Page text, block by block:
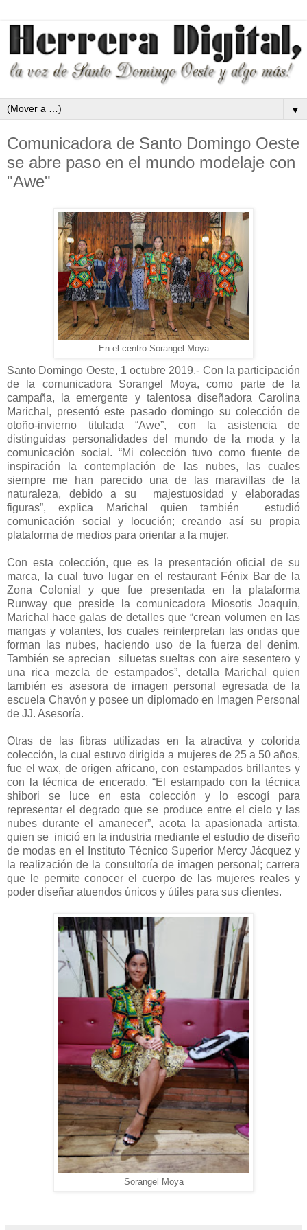
▼
Comunicadora de Santo Domingo Oeste
se abre paso en el mundo modelaje con
"Awe"
En el centro Sorangel Moya
Santo Domingo Oeste, 1 octubre 2019.- Con la participación
de la comunicadora Sorangel Moya, como parte de la
campaña, la emergente y talentosa diseñadora Carolina
Marichal, presentó este pasado domingo su colección de
otoño-invierno titulada “Awe”, con la asistencia de
distinguidas personalidades del mundo de la moda y la
comunicación social. “Mi colección tuvo como fuente de
inspiración la contemplación de las nubes, las cuales
siempre me han parecido una de las maravillas de la
naturaleza, debido a su majestuosidad y elaboradas
figuras”, explica Marichal quien también estudió
comunicación social y locución; creando así su propia
plataforma de medios para orientar a la mujer.
Con esta colección, que es la presentación oficial de su
marca, la cual tuvo lugar en el restaurant Fénix Bar de la
Zona Colonial y que fue presentada en la plataforma
Runway que preside la comunicadora Miosotis Joaquin,
Marichal hace galas de detalles que “crean volumen en las
mangas y volantes, los cuales reinterpretan las ondas que
forman las nubes, haciendo uso de la fuerza del denim.
También se aprecian siluetas sueltas con aire sesentero y
una rica mezcla de estampados”, detalla Marichal quien
también es asesora de imagen personal egresada de la
escuela Chavón y posee un diplomado en Imagen Personal
de JJ. Asesoría.
Otras de las fibras utilizadas en la atractiva y colorida
colección, la cual estuvo dirigida a mujeres de 25 a 50 años,
fue el wax, de origen africano, con estampados brillantes y
con la técnica de encerado. “El estampado con la técnica
shibori se luce en esta colección y lo escogí para
representar el degrado que se produce entre el cielo y las
nubes durante el amanecer”, acota la apasionada artista,
quien se inició en la industria mediante el estudio de diseño
de modas en el Instituto Técnico Superior Mercy Jácquez y
la realización de la consultoría de imagen personal; carrera
que le permite conocer el cuerpo de las mujeres reales y
poder diseñar atuendos únicos y útiles para sus clientes.
Sorangel Moya